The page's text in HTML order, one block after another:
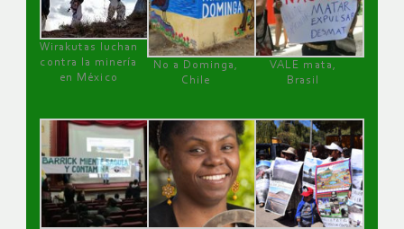
Wirakutas luchan
contra la minería
en México
No a Dominga,
Chile
VALE mata,
Brasil